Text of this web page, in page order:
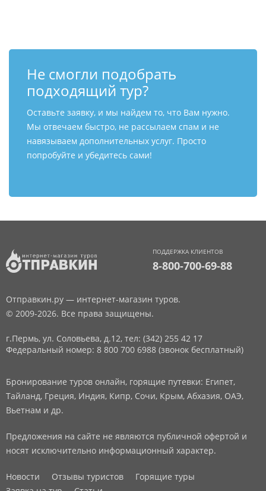
Не смогли подобрать
подходящий тур?
Оставьте заявку, и мы найдем то, что Вам нужно.
Мы отвечаем быстро, не рассылаем спам и не
навязываем дополнительных услуг. Просто
попробуйте и убедитесь сами!
ПОДДЕРЖКА КЛИЕНТОВ
8-800-700-69-88
Отправкин.ру — интернет-магазин туров.
© 2009-2026. Все права защищены.
г.Пермь, ул. Соловьева, д.12, тел: (342) 255 42 17
Федеральный номер: 8 800 700 6988 (звонок бесплатный)
Бронирование туров онлайн, горящие путевки: Египет,
Тайланд, Греция, Индия, Кипр, Сочи, Крым, Абхазия, ОАЭ,
Вьетнам и др.
Предложения на сайте не являются публичной офертой и
носят исключительно информационный характер.
Новости Отзывы туристов
Горящие туры